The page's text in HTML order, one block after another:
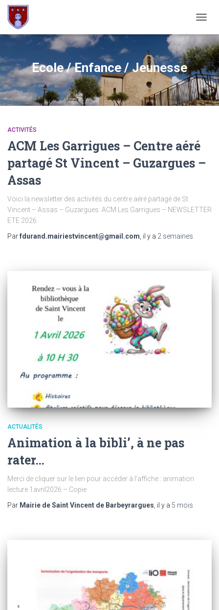
Ecole / Enfance / Jeunesse
ACTIVITÉS
ACM Les Garrigues – Centre aéré
partagé St Vincent – Guzargues –
Assas
Voici la newsletter des activités du centre aéré partagé de St
Vincent – Assas – Guzargues. ACM Les Garrigues – NEWSLETTER
ETE 2026
Parfdurand.mairiestvincent@gmail.com , il y a 2 semaines
ACTUALITÉS
Animation à la bibli’, à ne pas
rater…
Merci de cliquer sur le lien pour accéder à l’affiche : animation
lecture 1avril2026 – Copie
Par Mairie de Saint Vincent de Barbeyrargues , il y a 5 mois